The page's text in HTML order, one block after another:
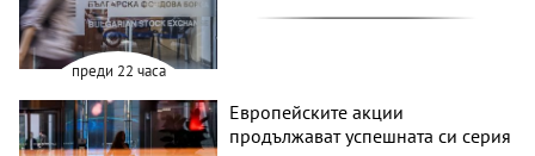
преди 22 часа
Европейските акции
продължават успешната си серия